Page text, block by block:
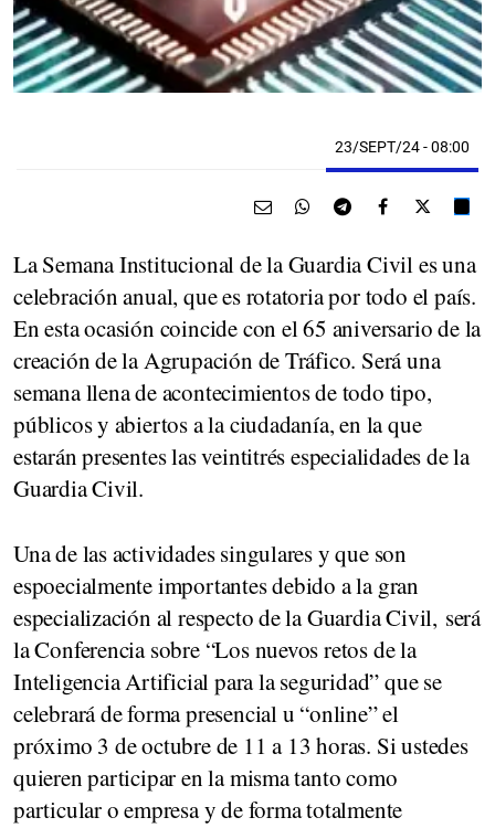
23/SEPT/24- 08:00
La Semana Institucional de la Guardia Civil es una
celebración anual, que es rotatoria por todo el país.
En esta ocasión coincide con el 65 aniversario de la
creación de la Agrupación de Tráfico. Será una
semana llena de acontecimientos de todo tipo,
públicos y abiertos a la ciudadanía, en la que
estarán presentes las veintitrés especialidades de la
Guardia Civil.
Una de las actividades singulares y que son
espoecialmente importantes debido a la gran
especialización al respecto de la Guardia Civil, será
la Conferencia sobre “Los nuevos retos de la
Inteligencia Artificial para la seguridad” que se
celebrará de forma presencial u “online” el
próximo 3 de octubre de 11 a 13 horas. Si ustedes
quieren participar en la misma tanto como
particular o empresa y de forma totalmente